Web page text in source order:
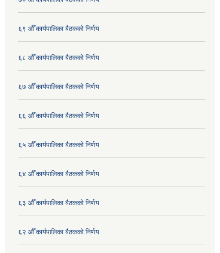
६९ औँ कार्यपालिका बैठकको निर्णय
६८ औँ कार्यपालिका बैठकको निर्णय
६७ औँ कार्यपालिका बैठकको निर्णय
६६ औँ कार्यपालिका बैठकको निर्णय
६५ औँ कार्यपालिका बैठकको निर्णय
६४ औँ कार्यपालिका बैठकको निर्णय
६३ औँ कार्यपालिका बैठकको निर्णय
६२ औँ कार्यपालिका बैठकको निर्णय